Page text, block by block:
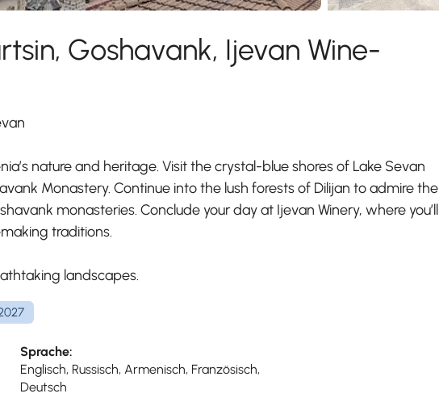
Goshavank, Ijevan Wine-
nature and heritage. Visit the crystal-blue shores of Lake Sevan
Monastery. Continue into the lush forests of Dilijan to admire the
monasteries. Conclude your day at Ijevan Winery, where you’ll
traditions.
landscapes.
Sprache:
Englisch, Russisch, Armenisch, Französisch,
Deutsch